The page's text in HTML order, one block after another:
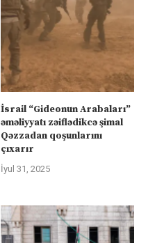
İsrail “Gideonun Arabaları”
əməliyyatı zəiflədikcə şimal
Qəzzadan qoşunlarını
çıxarır
İyul 31, 2025